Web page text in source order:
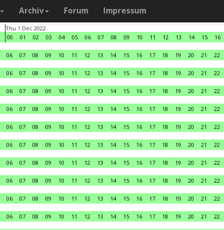
Archiv Forum Impressum
Thu 1 Dec 2022
00
01 02 03 04 05 06 07 08 09 10 11 12 13 14 15 16
06 07 08 09 10 11 12 13 14 15 16 17 18 19 20 21 22
06 07 08 09 10 11 12 13 14 15 16 17 18 19 20 21 22
06 07 08 09 10 11 12 13 14 15 16 17 18 19 20 21 22
06 07 08 09 10 11 12 13 14 15 16 17 18 19 20 21 22
06 07 08 09 10 11 12 13 14 15 16 17 18 19 20 21 22
06 07 08 09 10 11 12 13 14 15 16 17 18 19 20 21 22
06 07 08 09 10 11 12 13 14 15 16 17 18 19 20 21 22
06 07 08 09 10 11 12 13 14 15 16 17 18 19 20 21 22
06 07 08 09 10 11 12 13 14 15 16 17 18 19 20 21 22
06 07 08 09 10 11 12 13 14 15 16 17 18 19 20 21 22